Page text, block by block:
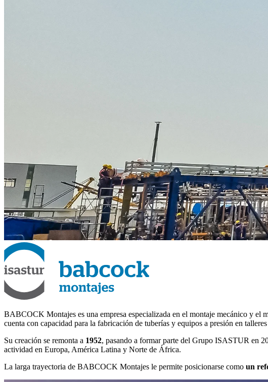
BABCOCK Montajes es una empresa especializada en el montaje mecánico y el
cuenta con capacidad para la fabricación de tuberías y equipos a presión en
Su creación se remonta a 1952, pasando a formar parte del Grupo ISASTUR en
actividad en Europa, América Latina y Norte de África.
La larga trayectoria de BABCOCK Montajes le permite posicionarse como un